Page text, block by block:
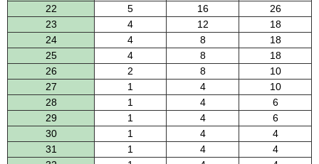
22
5 16
26
23
4 12
18
24
4 8
18
25
4 8
18
26
2 8
10
27
1 4
10
28
1 4
6
29
1 4
6
30
1 4
4
31
1 4
4